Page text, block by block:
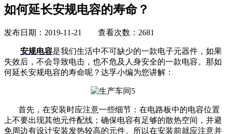
如何延长安规电容的寿命？
发布日期：2019-11-21 查看次数：2681
安规电容是我们生活中不可缺少的一款电子元器件，如果
失效后，不会导致电击，也不危及人身安全的一款电容。那如
何延长安规电容的寿命呢？达孚小编为您讲解：
首先，在安装时应注意一些细节：在电路板中的电容位置
上不要出现其他元件配线；确保电容有足够的散热空间，并避
免周边有设计安装发热较高的元件。所以在安装前就应注意并